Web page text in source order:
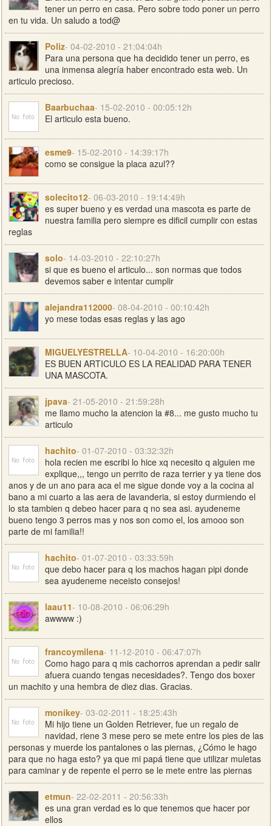
tener un perro en casa. Pero sobre todo poner un perro
en tu vida. Un saludo a tod@
Poliz- 04-02-2010 - 21:04:04h
Para una persona que ha decidido tener un perro, es
una inmensa alegría haber encontrado esta web. Un
articulo precioso.
Baarbuchaa- 15-02-2010 - 00:05:12h
El articulo esta bueno.
esme9- 15-02-2010 - 14:39:17h
como se consigue la placa azul??
solecito12- 06-03-2010 - 19:14:49h
es super bueno y es verdad una mascota es parte de
nuestra familia pero siempre es dificil cumplir con estas
reglas
solo- 14-03-2010 - 22:10:27h
si que es bueno el articulo... son normas que todos
devemos saber e intentar cumplir
alejandra112000- 08-04-2010 - 00:10:42h
yo mese todas esas reglas y las ago
MIGUELYESTRELLA- 10-04-2010 - 16:20:00h
ES BUEN ARTICULO ES LA REALIDAD PARA TENER
UNA MASCOTA.
jpava- 21-05-2010 - 21:59:28h
me llamo mucho la atencion la #8... me gusto mucho tu
articulo
hachito- 01-07-2010 - 03:32:32h
hola recien me escribi lo hice xq necesito q alguien me
explique,,, tengo un perrito de raza terrier y ya tiene dos
anos y de un ano para aca el me sigue donde voy a la cocina al
bano a mi cuarto a las aera de lavanderia, si estoy durmiendo el
lo sta tambien q debeo hacer para q no sea asi. ayudeneme
bueno tengo 3 perros mas y nos son como el, los amooo son
parte de mi familia!!
hachito- 01-07-2010 - 03:33:59h
que debo hacer para q los machos hagan pipi donde
sea ayudeneme neceisto consejos!
laau11- 10-08-2010 - 06:06:29h
awwww :)
francoymilena- 11-12-2010 - 06:47:07h
Como hago para q mis cachorros aprendan a pedir salir
afuera cuando tengas necesidades?. Tengo dos boxer
un machito y una hembra de diez dias. Gracias.
monikey- 03-02-2011 - 18:25:43h
Mi hijo tiene un Golden Retriever, fue un regalo de
navidad, riene 3 mese pero se mete entre los pies de las
personas y muerde los pantalones o las piernas, ¿Cómo le hago
para que no haga esto? ya que mi papá tiene que utilizar muletas
para caminar y de repente el perro se le mete entre las piernas
etmun- 22-02-2011 - 20:56:33h
es una gran verdad es lo que tenemos que hacer por
ellos